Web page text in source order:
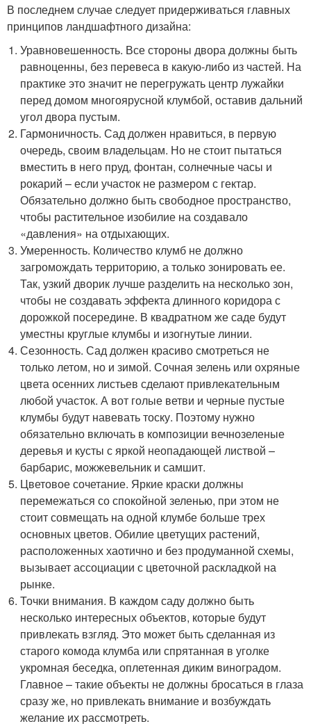
В последнем случае следует придерживаться главных
принципов ландшафтного дизайна:
Уравновешенность. Все стороны двора должны быть
равноценны, без перевеса в какую-либо из частей. На
практике это значит не перегружать центр лужайки
перед домом многоярусной клумбой, оставив дальний
угол двора пустым.
Гармоничность. Сад должен нравиться, в первую
очередь, своим владельцам. Но не стоит пытаться
вместить в него пруд, фонтан, солнечные часы и
рокарий – если участок не размером с гектар.
Обязательно должно быть свободное пространство,
чтобы растительное изобилие на создавало
«давления» на отдыхающих.
Умеренность. Количество клумб не должно
загромождать территорию, а только зонировать ее.
Так, узкий дворик лучше разделить на несколько зон,
чтобы не создавать эффекта длинного коридора с
дорожкой посередине. В квадратном же саде будут
уместны круглые клумбы и изогнутые линии.
Сезонность. Сад должен красиво смотреться не
только летом, но и зимой. Сочная зелень или охряные
цвета осенних листьев сделают привлекательным
любой участок. А вот голые ветви и черные пустые
клумбы будут навевать тоску. Поэтому нужно
обязательно включать в композиции вечнозеленые
деревья и кусты с яркой неопадающей листвой –
барбарис, можжевельник и самшит.
Цветовое сочетание. Яркие краски должны
перемежаться со спокойной зеленью, при этом не
стоит совмещать на одной клумбе больше трех
основных цветов. Обилие цветущих растений,
расположенных хаотично и без продуманной схемы,
вызывает ассоциации с цветочной раскладкой на
рынке.
Точки внимания. В каждом саду должно быть
несколько интересных объектов, которые будут
привлекать взгляд. Это может быть сделанная из
старого комода клумба или спрятанная в уголке
укромная беседка, оплетенная диким виноградом.
Главное – такие объекты не должны бросаться в глаза
сразу же, но привлекать внимание и возбуждать
желание их рассмотреть.